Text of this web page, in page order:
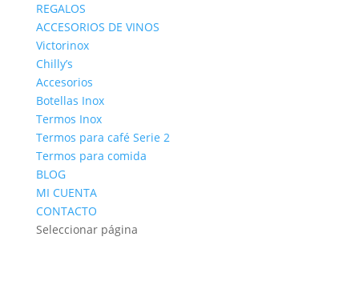
REGALOS
ACCESORIOS DE VINOS
Victorinox
Chilly’s
Accesorios
Botellas Inox
Termos Inox
Termos para café Serie 2
Termos para comida
BLOG
MI CUENTA
CONTACTO
Seleccionar página